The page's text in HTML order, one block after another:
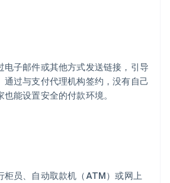
电子邮件或其他方式发送链接，引导
通过与支付代理机构签约，没有自己
能设置安全的付款环境。
柜员、自动取款机（ATM）或网上